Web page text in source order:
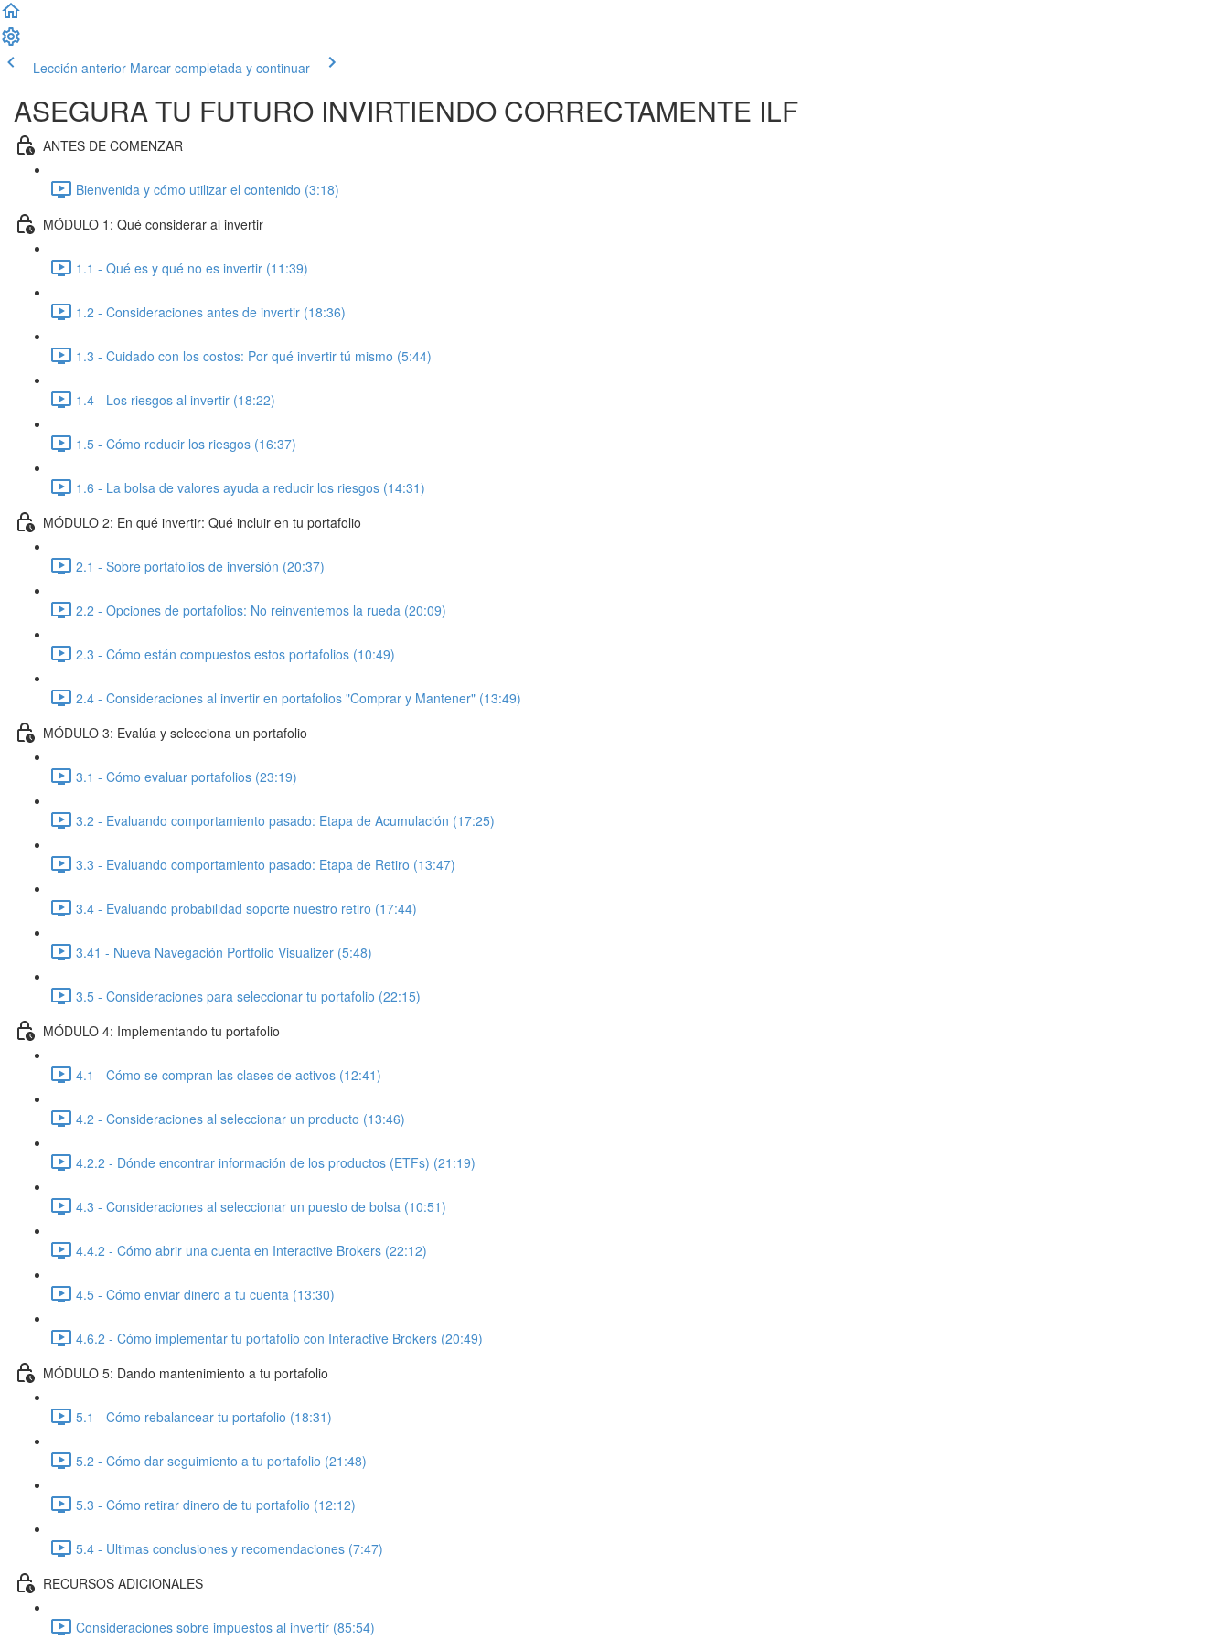
Lección anterior Marcar completada y continuar
ASEGURA TU FUTURO INVIRTIENDO CORRECTAMENTE ILF
ANTES DE COMENZAR
Bienvenida y cómo utilizar el contenido (3:18)
MÓDULO 1: Qué considerar al invertir
1.1 - Qué es y qué no es invertir (11:39)
1.2 - Consideraciones antes de invertir (18:36)
1.3 - Cuidado con los costos: Por qué invertir tú mismo (5:44)
1.4 - Los riesgos al invertir (18:22)
1.5 - Cómo reducir los riesgos (16:37)
1.6 - La bolsa de valores ayuda a reducir los riesgos (14:31)
MÓDULO 2: En qué invertir: Qué incluir en tu portafolio
2.1 - Sobre portafolios de inversión (20:37)
2.2 - Opciones de portafolios: No reinventemos la rueda (20:09)
2.3 - Cómo están compuestos estos portafolios (10:49)
2.4 - Consideraciones al invertir en portafolios "Comprar y Mantener" (13:49)
MÓDULO 3: Evalúa y selecciona un portafolio
3.1 - Cómo evaluar portafolios (23:19)
3.2 - Evaluando comportamiento pasado: Etapa de Acumulación (17:25)
3.3 - Evaluando comportamiento pasado: Etapa de Retiro (13:47)
3.4 - Evaluando probabilidad soporte nuestro retiro (17:44)
3.41 - Nueva Navegación Portfolio Visualizer (5:48)
3.5 - Consideraciones para seleccionar tu portafolio (22:15)
MÓDULO 4: Implementando tu portafolio
4.1 - Cómo se compran las clases de activos (12:41)
4.2 - Consideraciones al seleccionar un producto (13:46)
4.2.2 - Dónde encontrar información de los productos (ETFs) (21:19)
4.3 - Consideraciones al seleccionar un puesto de bolsa (10:51)
4.4.2 - Cómo abrir una cuenta en Interactive Brokers (22:12)
4.5 - Cómo enviar dinero a tu cuenta (13:30)
4.6.2 - Cómo implementar tu portafolio con Interactive Brokers (20:49)
MÓDULO 5: Dando mantenimiento a tu portafolio
5.1 - Cómo rebalancear tu portafolio (18:31)
5.2 - Cómo dar seguimiento a tu portafolio (21:48)
5.3 - Cómo retirar dinero de tu portafolio (12:12)
5.4 - Ultimas conclusiones y recomendaciones (7:47)
RECURSOS ADICIONALES
Consideraciones sobre impuestos al invertir (85:54)